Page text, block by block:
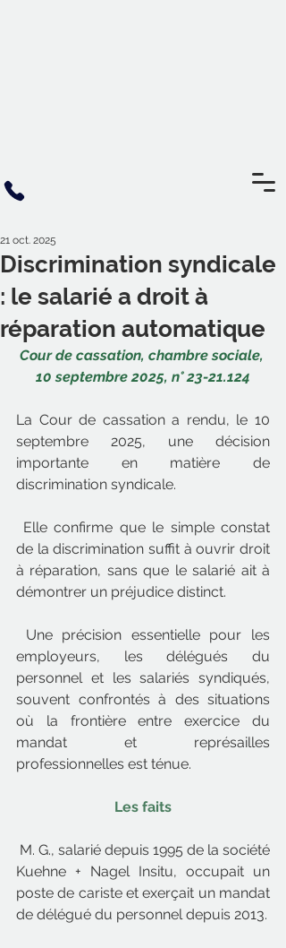
Discrimination syndicale
: le salarié a droit à
réparation automatique
21 oct. 2025
Cour de cassation, chambre sociale,
10 septembre 2025, n° 23-21.124
La Cour de cassation a rendu, le 10
septembre 2025, une décision
importante en matière de
discrimination syndicale.
de la discrimination suffit à ouvrir droit
à réparation, sans que le salarié ait à
démontrer un préjudice distinct.
employeurs, les délégués du
personnel et les salariés syndiqués,
souvent confrontés à des situations
où la frontière entre exercice du
mandat et représailles
professionnelles est ténue.
Les faits
Kuehne + Nagel Insitu, occupait un
poste de cariste et exerçait un mandat
de délégué du personnel depuis 2013.